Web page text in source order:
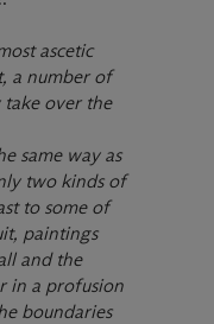
ascetic
a number of
take over the
same way as
two kinds of
to some of
paintings
and the
in a profusion
boundaries